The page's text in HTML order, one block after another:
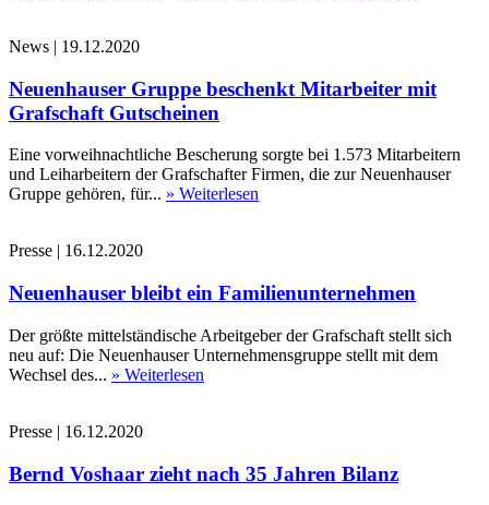
News | 19.12.2020
Neuenhauser Gruppe beschenkt Mitarbeiter mit
Grafschaft Gutscheinen
Eine vorweihnachtliche Bescherung sorgte bei 1.573 Mitarbeitern
und Leiharbeitern der Grafschafter Firmen, die zur Neuenhauser
Gruppe gehören, für... » Weiterlesen
Presse | 16.12.2020
Neuenhauser bleibt ein Familienunternehmen
Der größte mittelständische Arbeitgeber der Grafschaft stellt sich
neu auf: Die Neuenhauser Unternehmensgruppe stellt mit dem
Wechsel des... » Weiterlesen
Presse | 16.12.2020
Bernd Voshaar zieht nach 35 Jahren Bilanz